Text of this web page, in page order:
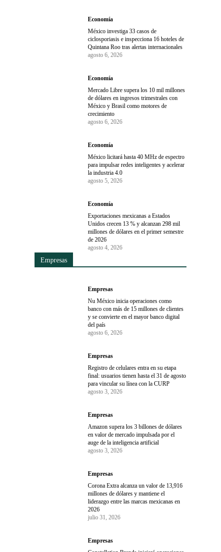
Economía
México investiga 33 casos de
ciclosporiasis e inspecciona 16 hoteles de
Quintana Roo tras alertas internacionales
agosto 6, 2026
Economía
Mercado Libre supera los 10 mil millones
de dólares en ingresos trimestrales con
México y Brasil como motores de
crecimiento
agosto 6, 2026
Economía
México licitará hasta 40 MHz de espectro
para impulsar redes inteligentes y acelerar
la industria 4.0
agosto 5, 2026
Economía
Exportaciones mexicanas a Estados
Unidos crecen 13 % y alcanzan 298 mil
millones de dólares en el primer semestre
de 2026
agosto 4, 2026
Empresas
Empresas
Nu México inicia operaciones como
banco con más de 15 millones de clientes
y se convierte en el mayor banco digital
del país
agosto 6, 2026
Empresas
Registro de celulares entra en su etapa
final: usuarios tienen hasta el 31 de agosto
para vincular su línea con la CURP
agosto 3, 2026
Empresas
Amazon supera los 3 billones de dólares
en valor de mercado impulsada por el
auge de la inteligencia artificial
agosto 3, 2026
Empresas
Corona Extra alcanza un valor de 13,916
millones de dólares y mantiene el
liderazgo entre las marcas mexicanas en
2026
julio 31, 2026
Empresas